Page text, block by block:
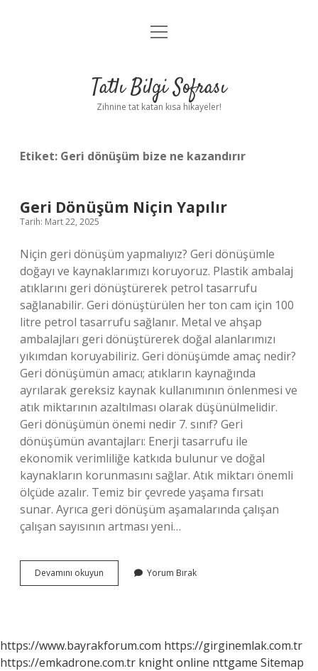
Anasayfa
Yasal Uyarı
menüyü
Tatlı Bilgi Sofrası
Zihnine tat katan kısa hikayeler!
Etiket: Geri dönüşüm bize ne kazandırır
Geri Dönüşüm Niçin Yapılır
Tarih: Mart 22, 2025
Niçin geri dönüşüm yapmalıyız? Geri dönüşümle
doğayı ve kaynaklarımızı koruyoruz. Plastik ambalaj
atıklarını geri dönüştürerek petrol tasarrufu
sağlanabilir. Geri dönüştürülen her ton cam için 100
litre petrol tasarrufu sağlanır. Metal ve ahşap
ambalajları geri dönüştürerek doğal alanlarımızı
yıkımdan koruyabiliriz. Geri dönüşümde amaç nedir?
Geri dönüşümün amacı; atıkların kaynağında
ayrılarak gereksiz kaynak kullanımının önlenmesi ve
atık miktarının azaltılması olarak düşünülmelidir.
Geri dönüşümün önemi nedir 7. sınıf? Geri
dönüşümün avantajları: Enerji tasarrufu ile
ekonomik verimliliğe katkıda bulunur ve doğal
kaynakların korunmasını sağlar. Atık miktarı önemli
ölçüde azalır. Temiz bir çevrede yaşama fırsatı
sunar. Ayrıca geri dönüşüm aşamalarında çalışan
çalışan sayısının artması yeni…
Devamını okuyun
Dönüşüm
Yorum Bırak
https://www.bayrakforum.com https://girginemlak.com.tr
https://emkadrone.com.tr knight online nttgame Sitemap